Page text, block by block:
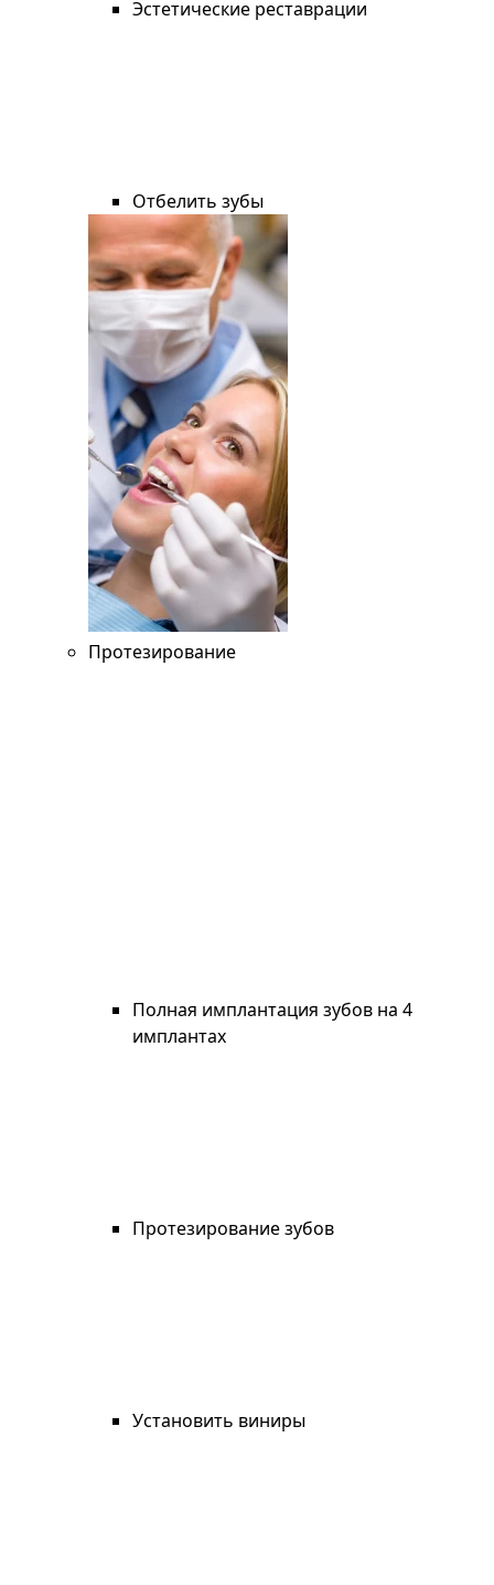
Эстетические реставрации
Отбелить зубы
Протезирование
Полная имплантация зубов на 4
имплантах
Протезирование зубов
Установить виниры